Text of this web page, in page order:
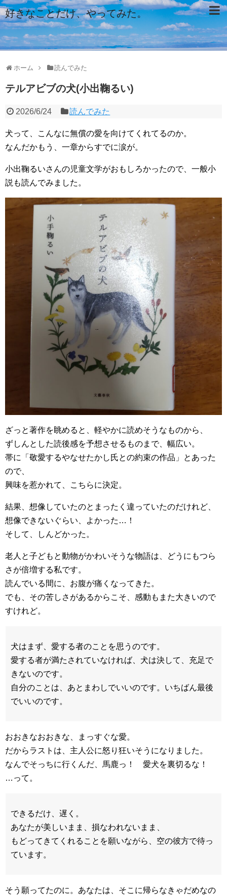
好きなことだけ、やってみた。
ホーム 読んでみた
テルアビブの犬(小出鞠るい)
2026/6/24 読んでみた
犬って、こんなに無償の愛を向けてくれてるのか。
なんだかもう、一章からすでに涙が。
小出鞠るいさんの児童文学がおもしろかったので、一般小
説も読んでみました。
ざっと著作を眺めると、軽やかに読めそうなものから、
ずしんとした読後感を予想させるものまで、幅広い。
帯に「敬愛するやなせたかし氏との約束の作品」とあった
ので、
興味を惹かれて、こちらに決定。
結果、想像していたのとまったく違っていたのだけれど、
想像できないぐらい、よかった…！
そして、しんどかった。
老人と子どもと動物がかわいそうな物語は、どうにもつら
さが倍増する私です。
読んでいる間に、お腹が痛くなってきた。
でも、その苦しさがあるからこそ、感動もまた大きいので
すけれど。
犬はまず、愛する者のことを思うのです。
愛する者が満たされていなければ、犬は決して、充足で
きないのです。
自分のことは、あとまわしでいいのです。いちばん最後
でいいのです。
おおきなおおきな、まっすぐな愛。
だからラストは、主人公に怒り狂いそうになりました。
なんでそっちに行くんだ、馬鹿っ！ 愛犬を裏切るな！
…って。
できるだけ、遅く。
あなたが美しいまま、損なわれないまま、
もどってきてくれることを願いながら、空の彼方で待っ
ています。
そう願ってたのに。あなたは、そこに帰らなきゃだめなの